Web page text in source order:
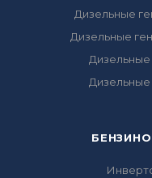
Дизельные
Дизельные